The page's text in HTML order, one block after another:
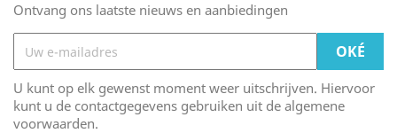
Ontvang ons laatste nieuws en aanbiedingen
U kunt op elk gewenst moment weer uitschrijven. Hiervoor
kunt u de contactgegevens gebruiken uit de algemene
voorwaarden.